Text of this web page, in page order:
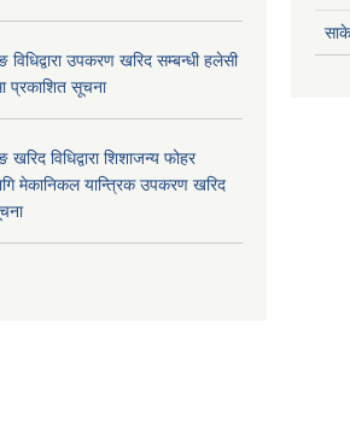
उपकरण खरिद सम्बन्धी हलेसी
प्रकाशित सूचना
विधिद्वारा शिशाजन्य फोहर
मेकानिकल यान्त्रिक उपकरण खरिद